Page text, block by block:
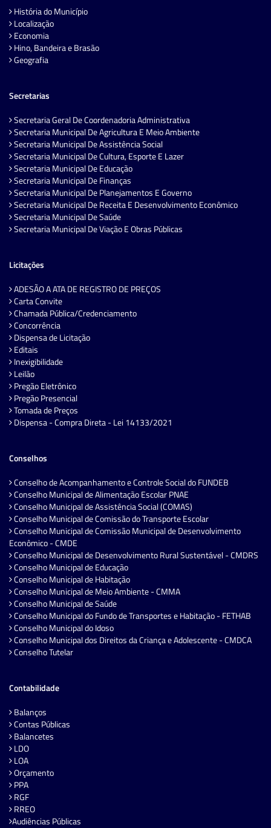
História do Município
Localização
Economia
Hino, Bandeira e Brasão
Geografia
Secretarias
Secretaria Geral De Coordenadoria Administrativa
Secretaria Municipal De Agricultura E Meio Ambiente
Secretaria Municipal De Assistência Social
Secretaria Municipal De Cultura, Esporte E Lazer
Secretaria Municipal De Educação
Secretaria Municipal De Finanças
Secretaria Municipal De Planejamentos E Governo
Secretaria Municipal De Receita E Desenvolvimento Econômico
Secretaria Municipal De Saúde
Secretaria Municipal De Viação E Obras Públicas
Licitações
ADESÃO A ATA DE REGISTRO DE PREÇOS
Carta Convite
Chamada Pública/Credenciamento
Concorrência
Dispensa de Licitação
Editais
Inexigibilidade
Leilão
Pregão Eletrônico
Pregão Presencial
Tomada de Preços
Dispensa - Compra Direta - Lei 14133/2021
Conselhos
Conselho de Acompanhamento e Controle Social do FUNDEB
Conselho Municipal de Alimentação Escolar PNAE
Conselho Municipal de Assistência Social (COMAS)
Conselho Municipal de Comissão do Transporte Escolar
Conselho Municipal de Comissão Municipal de Desenvolvimento
Econômico - CMDE
Conselho Municipal de Desenvolvimento Rural Sustentável - CMDRS
Conselho Municipal de Educação
Conselho Municipal de Habitação
Conselho Municipal de Meio Ambiente - CMMA
Conselho Municipal de Saúde
Conselho Municipal do Fundo de Transportes e Habitação - FETHAB
Conselho Municipal do Idoso
Conselho Municipal dos Direitos da Criança e Adolescente - CMDCA
Conselho Tutelar
Contabilidade
Balanços
Contas Públicas
Balancetes
LDO
LOA
Orçamento
PPA
RGF
RREO
Audiências Públicas